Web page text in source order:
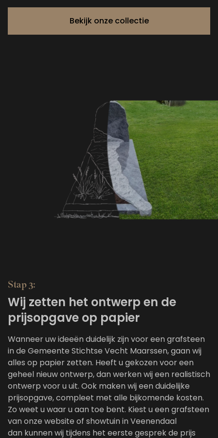
Bekijk onze collectie
Stap 3:
Wij zetten het ontwerp en de
prijsopgave op papier
Wanneer uw ideeën duidelijk zijn voor een grafsteen
in de Gemeente Stichtse Vecht Maarssen, gaan wij
alles op papier zetten. Heeft u gekozen voor een
geheel nieuw ontwerp, dan werken wij een realistisch
ontwerp voor u uit. Ook maken wij een duidelijke
prijsopgave, compleet met alle bijkomende kosten.
Zo weet u waar u aan toe bent. Kiest u een grafsteen
van onze website of showtuin in Veenendaal
dan kunnen wij tijdens het eerste gesprek de prijs